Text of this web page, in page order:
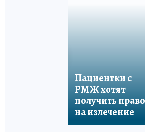
Пациентки с
РМЖ хотят
получить право
на излечение